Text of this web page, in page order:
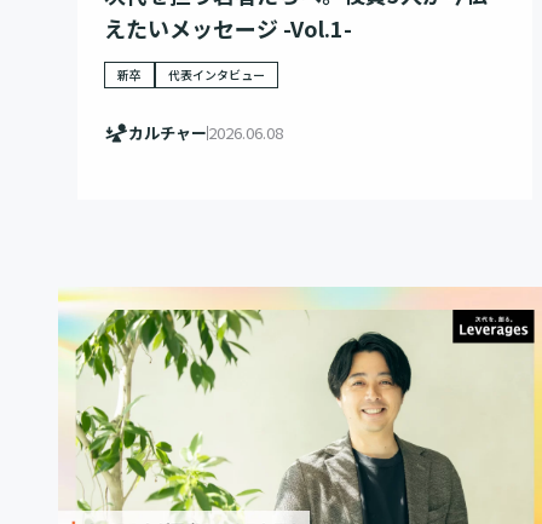
えたいメッセージ -Vol.1-
新卒 代表インタビュー
カルチャー2026.06.08